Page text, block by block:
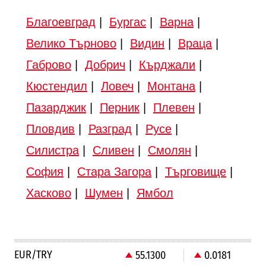
Благоевград | Бургас| Варна|
Велико Търново| Видин | Враца|
Габрово| Добрич | Кърджали |
Кюстендил | Ловеч | Монтана|
Пазарджик| Перник| Плевен |
Пловдив | Разград | Русе|
Силистра| Сливен | Смолян |
София | Стара Загора| Търговище|
Хасково| Шумен | Ямбол
EUR/TRY 55.1300
0.0181